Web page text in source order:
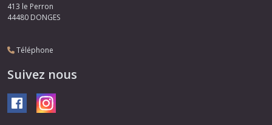
413 le Perron
44480 DONGES
Téléphone
Suivez nous